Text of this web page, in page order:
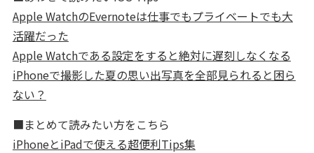
Apple WatchのEvernoteは仕事でもプライベートでも大
活躍だった
Apple Watchである設定をすると絶対に遅刻しなくなる
iPhoneで撮影した夏の思い出写真を全部見られると困ら
ない？
■まとめて読みたい方をこちら
iPhoneとiPadで使える超便利Tips集